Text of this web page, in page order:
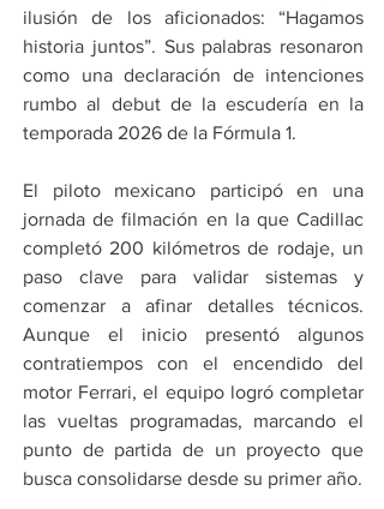
ilusión de los aficionados: “Hagamos
historia juntos”. Sus palabras resonaron
como una declaración de intenciones
rumbo al debut de la escudería en la
temporada 2026 de la Fórmula 1.
El piloto mexicano participó en una
jornada de filmación en la que Cadillac
completó 200 kilómetros de rodaje, un
paso clave para validar sistemas y
comenzar a afinar detalles técnicos.
Aunque el inicio presentó algunos
contratiempos con el encendido del
motor Ferrari, el equipo logró completar
las vueltas programadas, marcando el
punto de partida de un proyecto que
busca consolidarse desde su primer año.